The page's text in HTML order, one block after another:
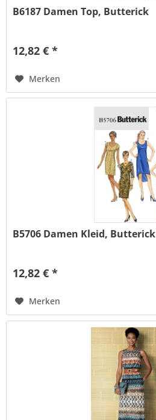
B6187 Damen Top, Butterick
12,82 € *
Merken
B5706 Damen Kleid, Butterick
12,82 € *
Merken